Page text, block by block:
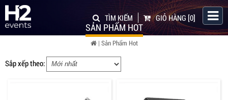
GIỎ HÀNG[0]
TÌM KIẾM
SẢN PHẨM HOT
| Sản Phẩm Hot
Sắp xếp theo: